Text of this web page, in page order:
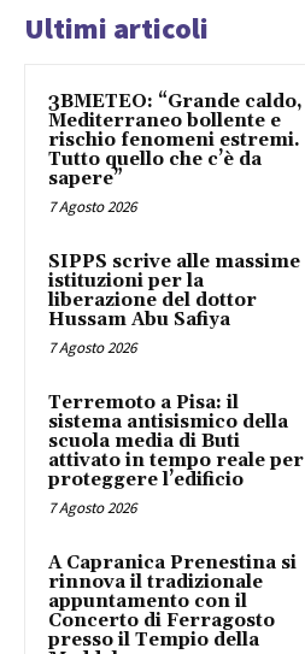
Ultimi articoli
3BMETEO: “Grande caldo,
Mediterraneo bollente e
rischio fenomeni estremi.
Tutto quello che c’è da
sapere”
7 Agosto 2026
SIPPS scrive alle massime
istituzioni per la
liberazione del dottor
Hussam Abu Safiya
7 Agosto 2026
Terremoto a Pisa: il
sistema antisismico della
scuola media di Buti
attivato in tempo reale per
proteggere l’edificio
7 Agosto 2026
A Capranica Prenestina si
rinnova il tradizionale
appuntamento con il
Concerto di Ferragosto
presso il Tempio della